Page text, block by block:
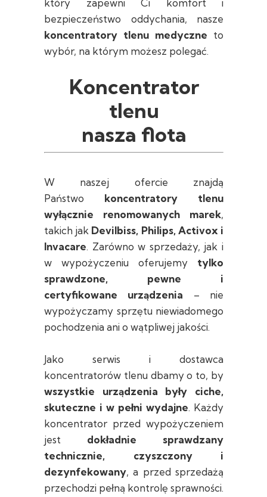
który zapewni Ci komfort i
bezpieczeństwo oddychania, nasze
koncentratory tlenu medyczne to
wybór, na którym możesz polegać.
Koncentrator
tlenu
nasza flota
W naszej ofercie znajdą
Państwo koncentratory tlenu
wyłącznie renomowanych marek,
takich jak Devilbiss, Philips, Activox i
Invacare. Zarówno w sprzedaży, jak i
w wypożyczeniu oferujemy tylko
sprawdzone, pewne i
certyfikowane urządzenia – nie
wypożyczamy sprzętu niewiadomego
pochodzenia ani o wątpliwej jakości.
Jako serwis i dostawca
koncentratorów tlenu dbamy o to, by
wszystkie urządzenia były ciche,
skuteczne i w pełni wydajne. Każdy
koncentrator przed wypożyczeniem
jest dokładnie sprawdzany
technicznie, czyszczony i
dezynfekowany, a przed sprzedażą
przechodzi pełną kontrolę sprawności.